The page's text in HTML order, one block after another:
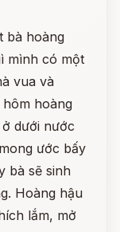
bà hoàng
mình có một
vua và
hoàng
dưới nước
ước bấy
bà sẽ sinh
Hoàng hậu
lắm, mở